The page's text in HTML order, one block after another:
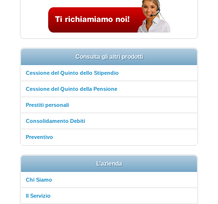
Consulta gli altri prodotti
Cessione del Quinto dello Stipendio
Cessione del Quinto della Pensione
Prestiti personali
Consolidamento Debiti
Preventivo
L’azienda
Chi Siamo
Il Servizio